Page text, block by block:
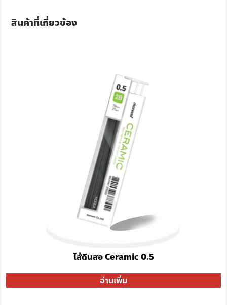
สินค้าที่เกี่ยวข้อง
ไส้ดินสอ Ceramic 0.5
อ่านเพิ่ม